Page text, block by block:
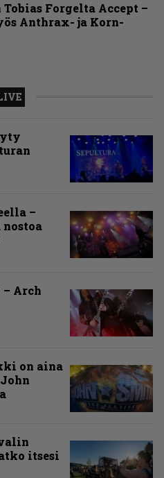
Forgelta Accept –
Anthrax- ja Korn-
–
Arch
on aina
itsesi